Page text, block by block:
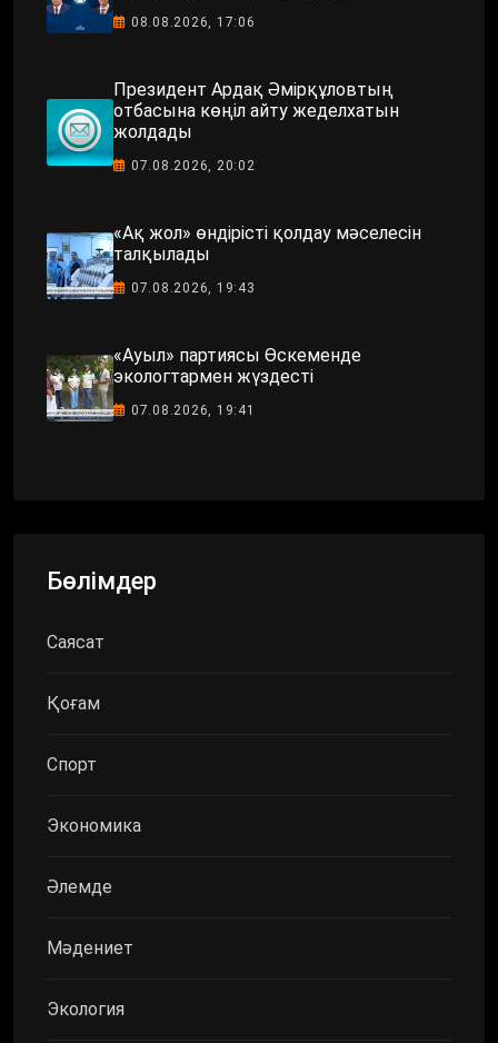
08.08.2026, 17:06
Президент Ардақ Әмірқұловтың
отбасына көңіл айту жеделхатын
жолдады
07.08.2026, 20:02
«Ақ жол» өндірісті қолдау мәселесін
талқылады
07.08.2026, 19:43
«Ауыл» партиясы Өскеменде
экологтармен жүздесті
07.08.2026, 19:41
Бөлімдер
Саясат
Қоғам
Спорт
Экономика
Әлемде
Мәдениет
Экология